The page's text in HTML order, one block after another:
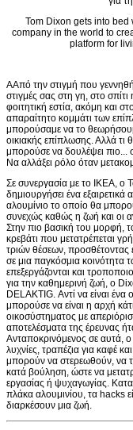
Tom Dixon gets into
company in the world to
platform for
ΑΑπό την στιγμή που
στιγμές σας στη γη, στο σπίτι
φοιτητική εστία, ακόμη και
απαραίτητο κομμάτι των
μπορούσαμε να το
οικιακής επίπλωσης. Αλλά τι
μπορούσε να δουλέψει πιο...
Να αλλάξει ρόλο όταν
Σε συνεργασία με το IKEA, ο
δημιουργήσει ένα εξαιρετικά
αλουμίνιο το οποίο θα
συνεχώς καθώς η ζωή και οι
Στην πιο βασική του μορφή,
κρεβάτι που μετατρέπεται
τριών θέσεων, προσθέτοντας
σε μια παγκόσμια κοινότητα
επεξεργάζονται και
για την καθημερινή ζωή, ο
DELAKTIG. Αντί να είναι
μπορούσε να είναι η αρχή
οικοσύστηματος με
αποτελέσματα της έρευνας
Ανταποκρινόμενος σε αυτά,
λυχνίες, τραπέζια για καφέ
μπορούν να στερεωθούν, να
κατά βούληση, ώστε να
εργασίας ή ψυχαγωγίας.
πλάκα αλουμινίου, τα hacks
διαρκέσουν μια ζωή.